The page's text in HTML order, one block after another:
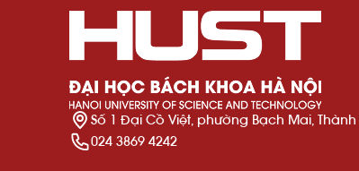
Số 1 Đại Cồ Việt, phường Bạch Mai,
024 3869 4242